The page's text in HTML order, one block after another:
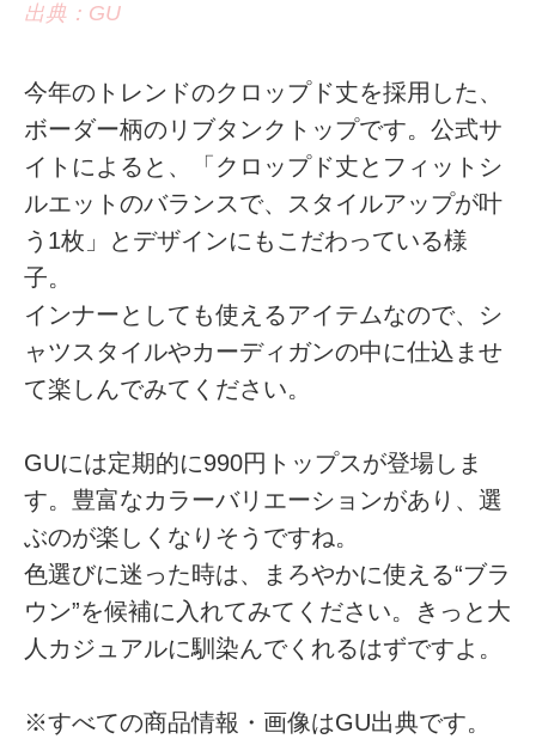
出典：GU
今年のトレンドのクロップド丈を採用した、
ボーダー柄のリブタンクトップです。公式サ
イトによると、「クロップド丈とフィットシ
ルエットのバランスで、スタイルアップが叶
う1枚」とデザインにもこだわっている様
子。
インナーとしても使えるアイテムなので、シ
ャツスタイルやカーディガンの中に仕込ませ
て楽しんでみてください。
GUには定期的に990円トップスが登場しま
す。豊富なカラーバリエーションがあり、選
ぶのが楽しくなりそうですね。
色選びに迷った時は、まろやかに使える“ブラ
ウン”を候補に入れてみてください。きっと大
人カジュアルに馴染んでくれるはずですよ。
※すべての商品情報・画像はGU出典です。